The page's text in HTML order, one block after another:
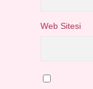
Web Sitesi